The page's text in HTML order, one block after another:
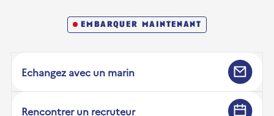
embarquer maintenant
Echangez avec un marin
Rencontrer un recruteur